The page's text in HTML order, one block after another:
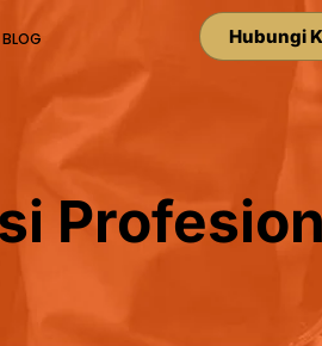
BLOG Hubungi